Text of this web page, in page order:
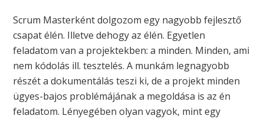
Scrum Masterként dolgozom egy nagyobb fejlesztő
csapat élén. Illetve dehogy az élén. Egyetlen
feladatom van a projektekben: a minden. Minden, ami
nem kódolás ill. tesztelés. A munkám legnagyobb
részét a dokumentálás teszi ki, de a projekt minden
ügyes-bajos problémájának a megoldása is az én
feladatom. Lényegében olyan vagyok, mint egy